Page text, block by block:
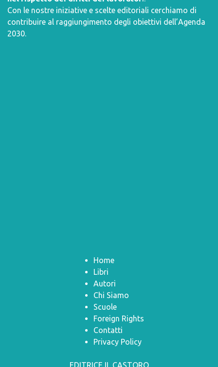
Con le nostre iniziative e scelte editoriali cerchiamo di
contribuire al raggiungimento degli obiettivi dell’Agenda
2030
Home
Libri
Autori
Chi Siamo
Scuole
Foreign Rights
Contatti
Privacy Policy
EDITRICE IL CASTORO